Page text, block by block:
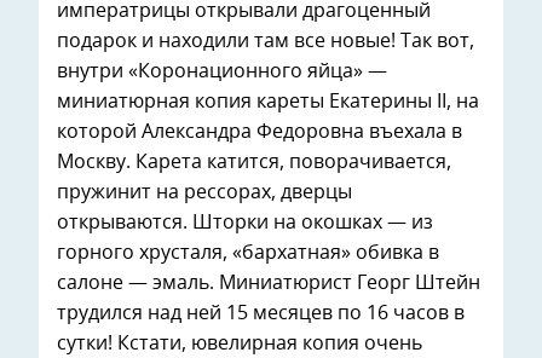
императрицы открывали драгоценный
подарок и находили там все новые! Так вот,
внутри «Коронационного яйца» —
миниатюрная копия кареты Екатерины II, на
которой Александра Федоровна въехала в
Москву. Карета катится, поворачивается,
пружинит на рессорах, дверцы
открываются. Шторки на окошках — из
горного хрусталя, «бархатная» обивка в
салоне — эмаль. Миниатюрист Георг Штейн
трудился над ней 15 месяцев по 16 часов в
сутки! Кстати, ювелирная копия очень